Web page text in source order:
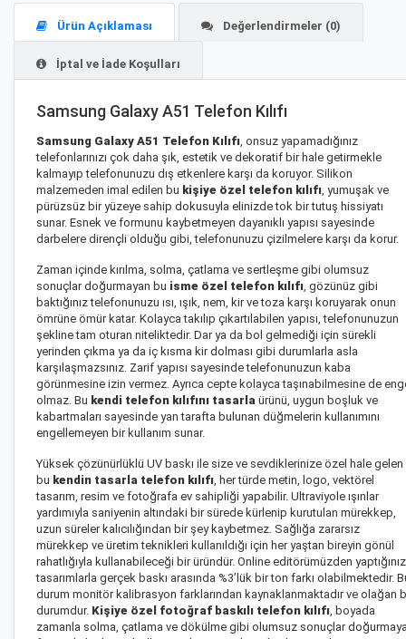
Ürün Açıklaması Değerlendirmeler (0)
İptal ve İade Koşulları
Samsung Galaxy A51 Telefon Kılıfı
Samsung Galaxy A51 Telefon Kılıfı , onsuz yapamadığınız
telefonlarınızı çok daha şık, estetik ve dekoratif bir hale getirmekle
kalmayıp telefonunuzu dış etkenlere karşı da koruyor. Silikon
malzemeden imal edilen bu kişiye özel telefon kılıfı , yumuşak ve
pürüzsüz bir yüzeye sahip dokusuyla elinizde tok bir tutuş hissiyatı
sunar. Esnek ve formunu kaybetmeyen dayanıklı yapısı sayesinde
darbelere dirençli olduğu gibi, telefonunuzu çizilmelere karşı da korur.
Zaman içinde kırılma, solma, çatlama ve sertleşme gibi olumsuz
sonuçlar doğurmayan bu isme özel telefon kılıfı , gözünüz gibi
baktığınız telefonunuzu ısı, ışık, nem, kir ve toza karşı koruyarak onun
ömrüne ömür katar. Kolayca takılıp çıkartılabilen yapısı, telefonunuzun
şekline tam oturan niteliktedir. Dar ya da bol gelmediği için sürekli
yerinden çıkma ya da iç kısma kir dolması gibi durumlarla asla
karşılaşmazsınız. Zarif yapısı sayesinde telefonunuzun kaba
görünmesine izin vermez. Ayrıca cepte kolayca taşınabilmesine de
olmaz. Bu kendi telefon kılıfını tasarla ürünü, uygun boşluk ve
kabartmaları sayesinde yan tarafta bulunan düğmelerin kullanımını
engellemeyen bir kullanım sunar.
Yüksek çözünürlüklü UV baskı ile size ve sevdiklerinize özel hale gelen
bu kendin tasarla telefon kılıfı , her türde metin, logo, vektörel
tasarım, resim ve fotoğrafa ev sahipliği yapabilir. Ultraviyole ışınlar
yardımıyla saniyenin altındaki bir sürede kürlenip kurutulan mürekkep,
uzun süreler kalıcılığından bir şey kaybetmez. Sağlığa zararsız
mürekkep ve üretim teknikleri kullanıldığı için her yaştan bireyin gönül
rahatlığıyla kullanabileceği bir üründür. Online editörümüzden yaptığınız
tasarımlarla gerçek baskı arasında %3’lük bir ton farkı olabilmektedir.
durum monitör kalibrasyon farklarından kaynaklanmaktadır ve olağan
durumdur. Kişiye özel fotoğraf baskılı telefon kılıfı , boyada
zamanla solma, çatlama ve dökülme gibi olumsuz sonuçlar